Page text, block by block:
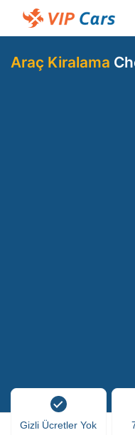
Araç Kiralama
Gizli Ücretler Yok